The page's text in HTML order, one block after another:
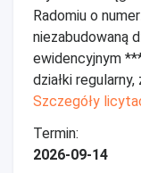
Radomiu o
niezabudowaną
ewidencyjnym
działki regularny,
Szczegóły
Termin:
2026-09-14